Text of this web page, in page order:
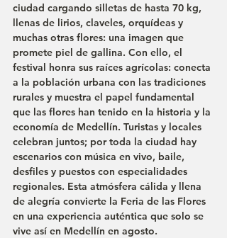
ciudad cargando silletas de hasta 70 kg,
llenas de lirios, claveles, orquídeas y
muchas otras flores: una imagen que
promete piel de gallina. Con ello, el
festival honra sus raíces agrícolas: conecta
a la población urbana con las tradiciones
rurales y muestra el papel fundamental
que las flores han tenido en la historia y la
economía de Medellín. Turistas y locales
celebran juntos; por toda la ciudad hay
escenarios con música en vivo, baile,
desfiles y puestos con especialidades
regionales. Esta atmósfera cálida y llena
de alegría convierte la Feria de las Flores
en una experiencia auténtica que solo se
vive así en Medellín en agosto.